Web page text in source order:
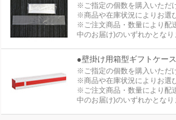
※ご指定の個数を購入いただ
※商品や在庫状況によりお選
※ご注文商品・数量により配
中のお届け)のいずれかとなり
●壁掛け用箱型ギフトケース
※ご指定の個数を購入いただ
※商品や在庫状況によりお選
※ご注文商品・数量により配
中のお届け)のいずれかとなり